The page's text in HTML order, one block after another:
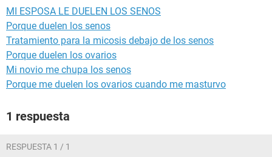
MI ESPOSA LE DUELEN LOS SENOS
Porque duelen los senos
Tratamiento para la micosis debajo de los senos
Porque duelen los ovarios
Mi novio me chupa los senos
Porque me duelen los ovarios cuando me masturvo
1 respuesta
RESPUESTA 1 / 1